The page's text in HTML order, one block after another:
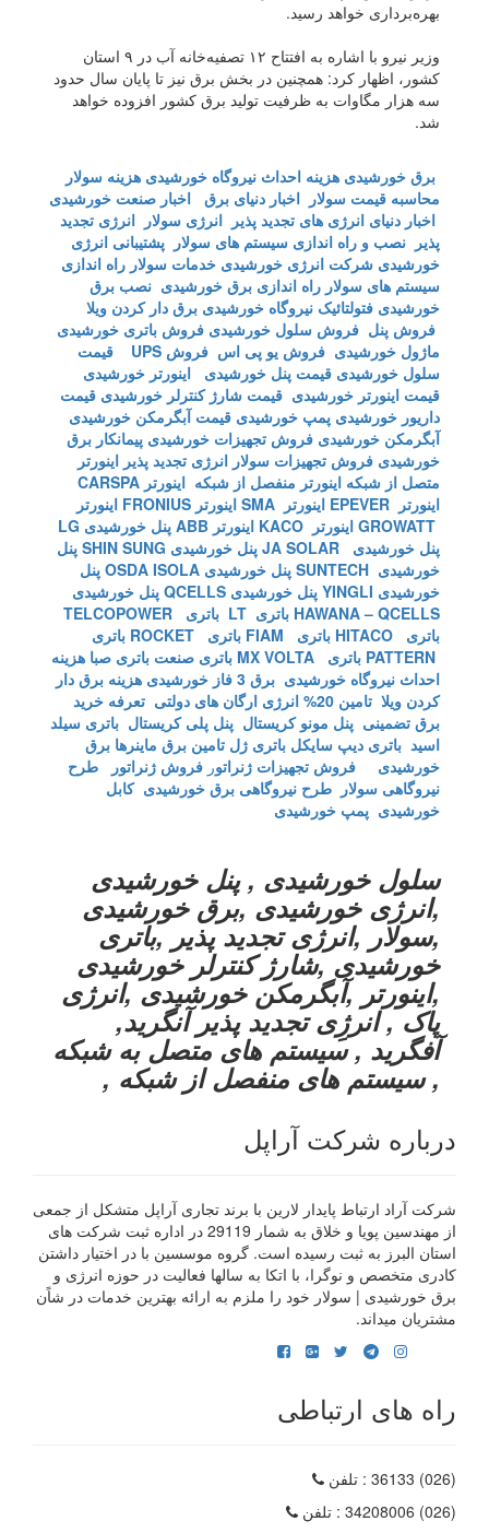
بهره‌برداری خواهد رسید.
وزیر نیرو با اشاره به افتتاح ۱۲ تصفیه‌خانه آب در ۹ استان
کشور، اظهار کرد: همچنین در بخش برق نیز تا پایان سال حدود
سه هزار مگاوات به ظرفیت تولید برق کشور افزوده خواهد
شد.
برق خورشیدی هزینه احداث نیروگاه خورشیدی هزینه سولار
محاسبه قیمت سولار اخبار دنیای برق اخبار صنعت خورشیدی
اخبار دنیای انرژی های تجدید پذیر انرژی سولار انرژی تجدید
پذیر نصب و راه اندازی سیستم های سولار پشتیبانی انرژی
خورشیدی شرکت انرژی خورشیدی خدمات سولار راه اندازی
سیستم های سولار راه اندازی برق خورشیدی نصب برق
خورشیدی فتولتائیک نیروگاه خورشیدی برق دار کردن ویلا
فروش پنل فروش سلول خورشیدی فروش باتری خورشیدی
ماژول خورشیدی فروش یو پی اس فروش UPS
قیمت
سلول خورشیدی قیمت پنل خورشیدی
اینورتر خورشیدی
قیمت اینورتر خورشیدی قیمت شارژ کنترلر خورشیدی قیمت
داریور خورشیدی پمپ خورشیدی قیمت آبگرمکن خورشیدی
آبگرمکن خورشیدی فروش تجهیزات خورشیدی پیمانکار برق
خورشیدی فروش تجهیزات سولار انرژی تجدید پذیر اینورتر
متصل از شبکه اینورتر منفصل از شبکه اینورتر CARSPA
اینورتر EPEVER
اینورتر SMA اینورتر FRONIUS
اینورتر
اینورتر KACO اینورتر ABB
پنل خورشیدی LG
پنل خورشیدی JA SOLAR
پنل خورشیدی SHIN SUNG
پنل
خورشیدی SUNTECH
پنل خورشیدی OSDA ISOLA
پنل
خورشیدی YINGLI
پنل خورشیدی QCELLS
پنل خورشیدی
HAWANA – QCELLS باتری LT
باتری TELCOPOWER
باتری HITACO
باتری FIAM باتری ROCKET
باتری
باتری MX VOLTA باتری صنعت باتری صبا هزینه
احداث نیروگاه خورشیدی برق 3 فاز خورشیدی
هزینه برق دار
کردن ویلا تامین 20% انرژی ارگان های دولتی
تعرفه خرید
برق تضمینی پنل مونو کریستال پنل پلی کریستال باتری سیلد
اسید باتری دیپ سایکل باتری ژل تامین برق ماینرها برق
خورشیدی
فروش تجهیزات ژنراتور فروش ژنراتور
طرح
نیروگاهی سولار طرح نیروگاهی برق خورشیدی کابل
خورشیدی پمپ خورشیدی
سلول خورشیدی , پنل خورشیدی
,انرژی خورشیدی ,برق خورشیدی
,سولار ,انرژی تجدید پذیر ,باتری
خورشیدی ,شارژ کنترلر خورشیدی
,اینورتر ,آبگرمکن خورشیدی ,انرژی
پاک , انرژِی تجدید پذیر آنگرید,
آفگرید , سیستم های متصل به شبکه
, سیستم های منفصل از شبکه ,
درباره شرکت آراپل
شرکت آراد ارتباط پایدار لارین با برند تجاری آراپل متشکل از جمعی
از مهندسین پویا و خلاق به شمار 29119 در اداره ثبت شرکت های
استان البرز به ثبت رسیده است. گروه موسسین با در اختیار داشتن
کادری متخصص و نوگرا، با اتکا به سالها فعالیت در حوزه انرژی و
برق خورشیدی | سولار خود را ملزم به ارائه بهترین خدمات در شاًن
مشتریان میداند.
راه های ارتباطی
(026) 36133
: تلفن
(026) 34208006
: تلفن